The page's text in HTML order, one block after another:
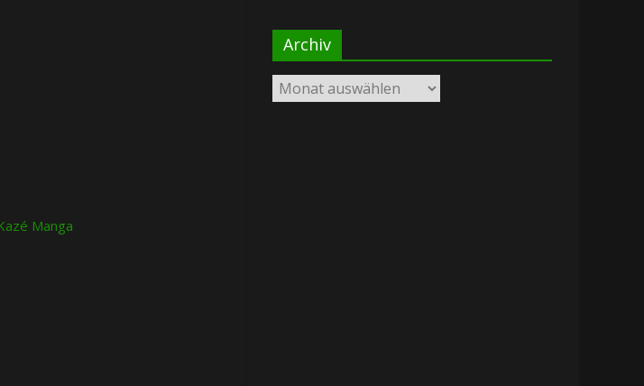
Manga
Archiv
Archiv